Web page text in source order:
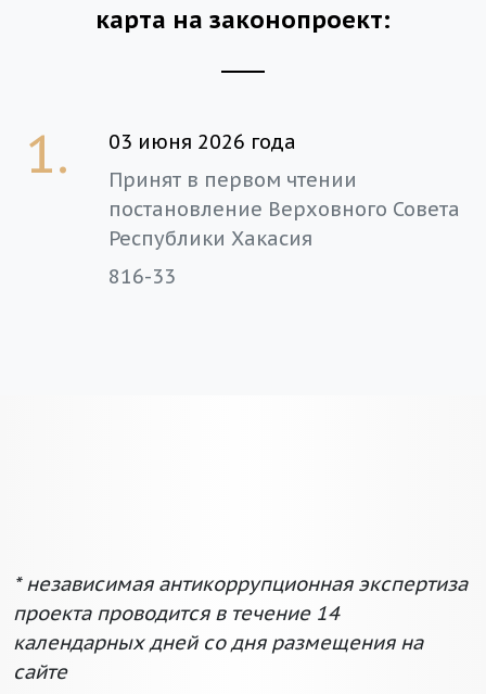
карта на законопроект:
1.
03 июня 2026 года
Принят в первом чтении
постановление Верховного Совета
Республики Хакасия
816-33
* независимая антикоррупционная экспертиза
проекта проводится в течение 14
календарных дней со дня размещения на
сайте